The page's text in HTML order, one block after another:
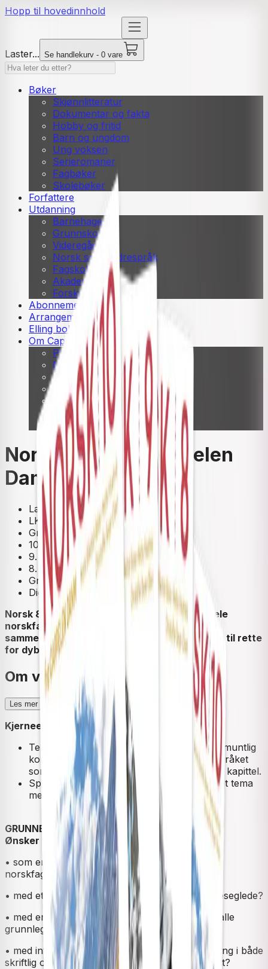
Hopp til hovedinnhold
Laster... Se handlekurv - 0 vare
Bøker
Skjønnlitteratur
Dokumentar og fakta
Hobby og fritid
Barn og ungdom
Ung voksen
Serieromaner
Fagbøker
Skolebøker
Forfattere
Utdanning
Barnehage
Grunnskole
Videregående
Norsk som andrespråk
Fagskole
Akademisk
Forskning
Abonnement
Arrangementer
Elling bokkafé
Om Cappelen Damm
Presse
Nyhetsbrev
Send inn manus
Priser og nominasjoner
Stipender og minnepriser
Kataloger
Rapport 2025
Norsk 8-10 fra Cappelen
Damm
Lærerens bok
LK20
Grunnskole
10. trinn
9. trinn
8. trinn
Grunnbok
Digital ressurs
Norsk 8–10 fra Cappelen Damm integrerer hele
norskfaget i undervisningsforløp som skaper
sammenheng, gir tydelig progresjon og legger til rette
for dybdelæring.
Om verket
Les mer
Kjerneelementene i Norsk 8–10
Tekst i kontekst
kritisk tilnærming til tekst , muntlig
kommunikasjon , skriftlig tekstskaping ogspråket
som system og mulighet
er integrert i hvert kapittel.
Språklig mangfold
er representert som eget tema
med ett kapittel på hvert trinn.
GRUNNBOK
Ønsker du deg én lærebok i norsk
• som er bygd opp rundt spennende elevnære,
norskfaglige og tverrfaglige tema?
• med et rikt utvalg tekster som gir leselyst og leseglede?
• med engasjerende læringsforløp som dekker alle
grunnleggende ferdigheter?
• med integrerte oppgaver for underveisvurdering i både
skriftlig og muntlig norsk gjennom hele skoleåret?